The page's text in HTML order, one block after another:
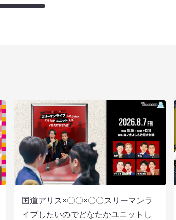
国道アリス×〇〇×〇〇スリーマンラ
イブしたいのでどなたかユニットし